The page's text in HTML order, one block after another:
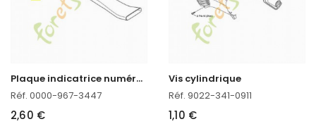
P
laque indicatrice numéro de machine
Réf. 0000-967-3447
2,60 €
Vis cylindrique
Réf. 9022-341-0911
1,10 €